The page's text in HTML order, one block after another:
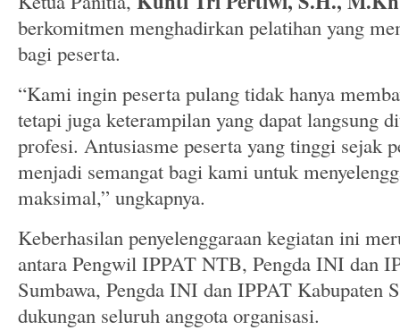
berkomitmen menghadirkan pelatihan yang
bagi peserta.
“Kami ingin peserta pulang tidak hanya
tetapi juga keterampilan yang dapat langsung
profesi. Antusiasme peserta yang tinggi sejak
menjadi semangat bagi kami untuk
maksimal,” ungkapnya.
Keberhasilan penyelenggaraan kegiatan ini
antara Pengwil IPPAT NTB, Pengda INI dan
Sumbawa, Pengda INI dan IPPAT Kabupaten
dukungan seluruh anggota organisasi.